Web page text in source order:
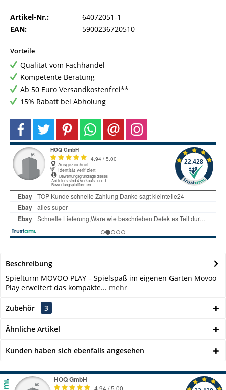
Artikel-Nr.:
64072051-1
EAN:
5900236720510
Vorteile
Qualität vom Fachhandel
Kompetente Beratung
Ab 50 Euro Versandkostenfrei**
15% Rabatt bei Abholung
Beschreibung
Spielturm MOVOO PLAY – Spielspaß im eigenen Garten Movoo
Play erweitert das kompakte... mehr
Zubehör 3
Ähnliche Artikel
Kunden haben sich ebenfalls angesehen